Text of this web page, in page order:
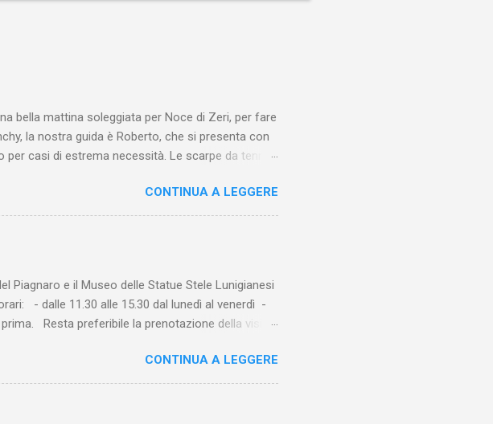
bella mattina soleggiata per Noce di Zeri, per fare
la nostra guida è Roberto, che si presenta con
per casi di estrema necessità. Le scarpe da tennis
arrivare al torrente bisogna parcheggiare appena
Gordana), subito dopo una curva dove sulla
minuti (la salita al ritorno sono molti di più!)
rovinare ...
CONTINUA A LEGGERE
Piagnaro e il Museo delle Statue Stele Lunigianesi
- dalle 11.30 alle 15.30 dal lunedì al venerdì -
Resta preferibile la prenotazione della visita
visitatori ogni ora. L’uso degli ascensori esterni
con difficoltà di deambulazione previa richiesta
CONTINUA A LEGGERE